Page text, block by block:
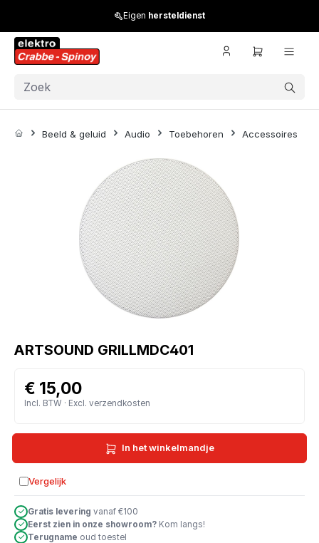
Eigen hersteldienst
Beeld & geluid Audio Toebehoren Accessoires
ARTSOUND GRILLMDC401
€ 15,00
Incl. BTW · Excl. verzendkosten
In het winkelmandje
Vergelijk
Toevoegen aan vergelijking
Gratis levering vanaf €100
Eerst zien in onze showroom? Kom langs!
Terugname oud toestel